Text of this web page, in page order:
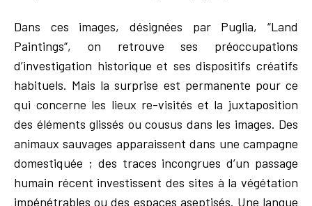
Dans ces images, désignées par Puglia, “Land
Paintings“, on retrouve ses préoccupations
d’investigation historique et ses dispositifs créatifs
habituels. Mais la surprise est permanente pour ce
qui concerne les lieux re-visités et la juxtaposition
des éléments glissés ou cousus dans les images. Des
animaux sauvages apparaissent dans une campagne
domestiquée ; des traces incongrues d’un passage
humain récent investissent des sites à la végétation
impénétrables ou des espaces aseptisés. Une langue